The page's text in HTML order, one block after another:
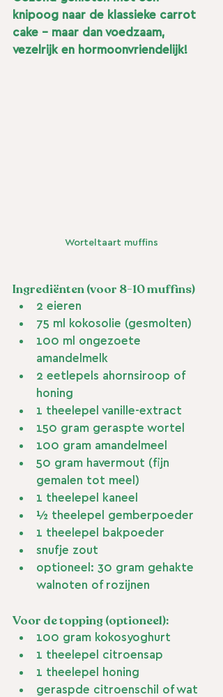
knipoog naar de klassieke carrot
cake – maar dan voedzaam,
vezelrijk en hormoonvriendelijk!
Worteltaart muffins
Ingrediënten (voor 8-10 muffins)
2 eieren
75 ml kokosolie (gesmolten)
100 ml ongezoete
amandelmelk
2 eetlepels ahornsiroop of
honing
1 theelepel vanille-extract
150 gram geraspte wortel
100 gram amandelmeel
50 gram havermout (fijn
gemalen tot meel)
1 theelepel kaneel
½ theelepel gemberpoeder
1 theelepel bakpoeder
snufje zout
optioneel: 30 gram gehakte
walnoten of rozijnen
Voor de topping (optioneel):
100 gram kokosyoghurt
1 theelepel citroensap
1 theelepel honing
geraspde citroenschil of wat